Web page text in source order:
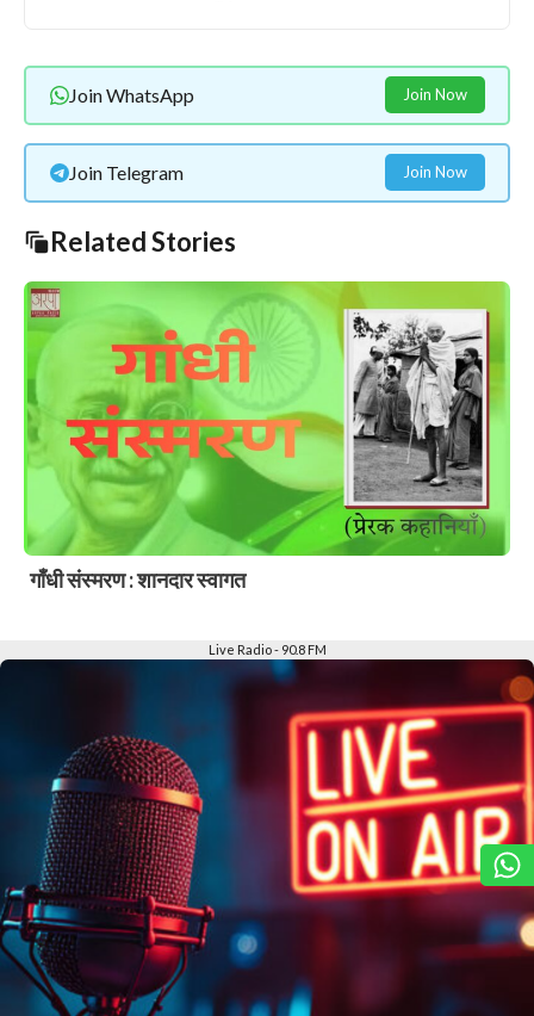
Join WhatsApp Join Now
Join Telegram Join Now
Related Stories
गाँधी संस्मरण : शानदार स्वागत
Live Radio - 90.8 FM